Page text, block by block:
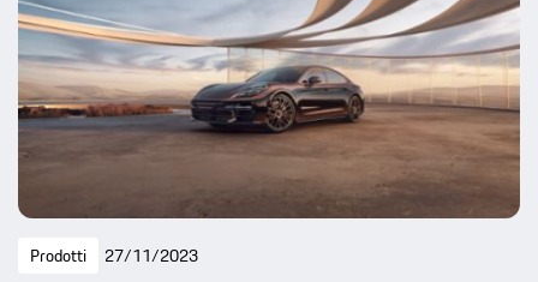
Prodotti 27/11/2023